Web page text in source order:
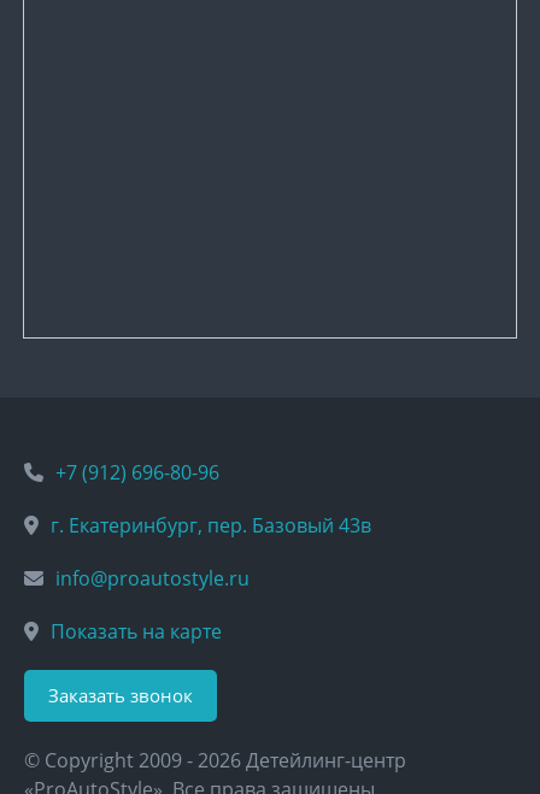
+7 (912) 696-80-96
г. Екатеринбург, пер. Базовый 43в
info@proautostyle.ru
Показать на карте
Заказать звонок
© Copyright 2009 - 2026 Детейлинг-центр